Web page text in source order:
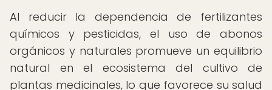
Al reducir la dependencia de fertilizantes
químicos y pesticidas, el uso de abonos
orgánicos y naturales promueve un equilibrio
natural en el ecosistema del cultivo de
plantas medicinales, lo que favorece su salud